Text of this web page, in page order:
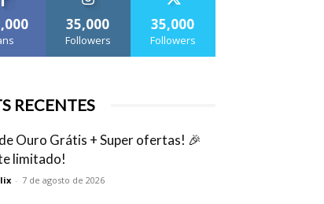
35,000
Followers
35,000
Followers
RECENTES
Ouro Grátis + Super ofertas! 🎉
limitado!
- 7 de agosto de 2026